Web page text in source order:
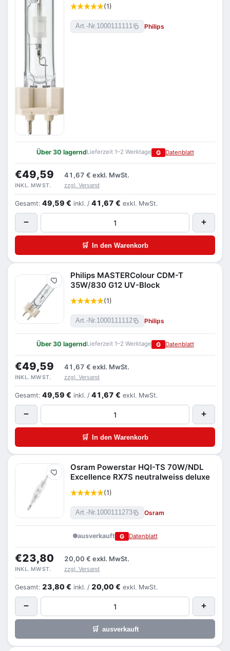
(1)
Art.-Nr.1000111111 Philips
Über 30 lagerndLieferzeit 1–2 Werktage G Datenblatt
€49,59 41,67 € exkl. MwSt.
INKL. MWST. zzgl. Versand
Gesamt: 49,59 € inkl. / 41,67 € exkl. MwSt.
− +
🛒 In den Warenkorb
Merken
Philips MASTERColour CDM-T
35W/830 G12 UV-Block
(1)
Art.-Nr.1000111112 Philips
Über 30 lagerndLieferzeit 1–2 Werktage G Datenblatt
€49,59 41,67 € exkl. MwSt.
INKL. MWST. zzgl. Versand
Gesamt: 49,59 € inkl. / 41,67 € exkl. MwSt.
− +
🛒 In den Warenkorb
Merken
Osram Powerstar HQI-TS 70W/NDL
Excellence RX7S neutralweiss deluxe
(1)
Art.-Nr.1000111273 Osram
ausverkauft G Datenblatt
€23,80 20,00 € exkl. MwSt.
INKL. MWST. zzgl. Versand
Gesamt: 23,80 € inkl. / 20,00 € exkl. MwSt.
− +
🛒 ausverkauft